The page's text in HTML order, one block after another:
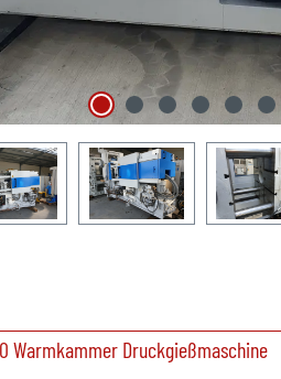
Warmkammer Druckgießmaschine